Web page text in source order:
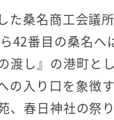
た桑名商工会議
42番目の桑名
渡し』の港町と
の入り口を象徴
、春日神社の祭